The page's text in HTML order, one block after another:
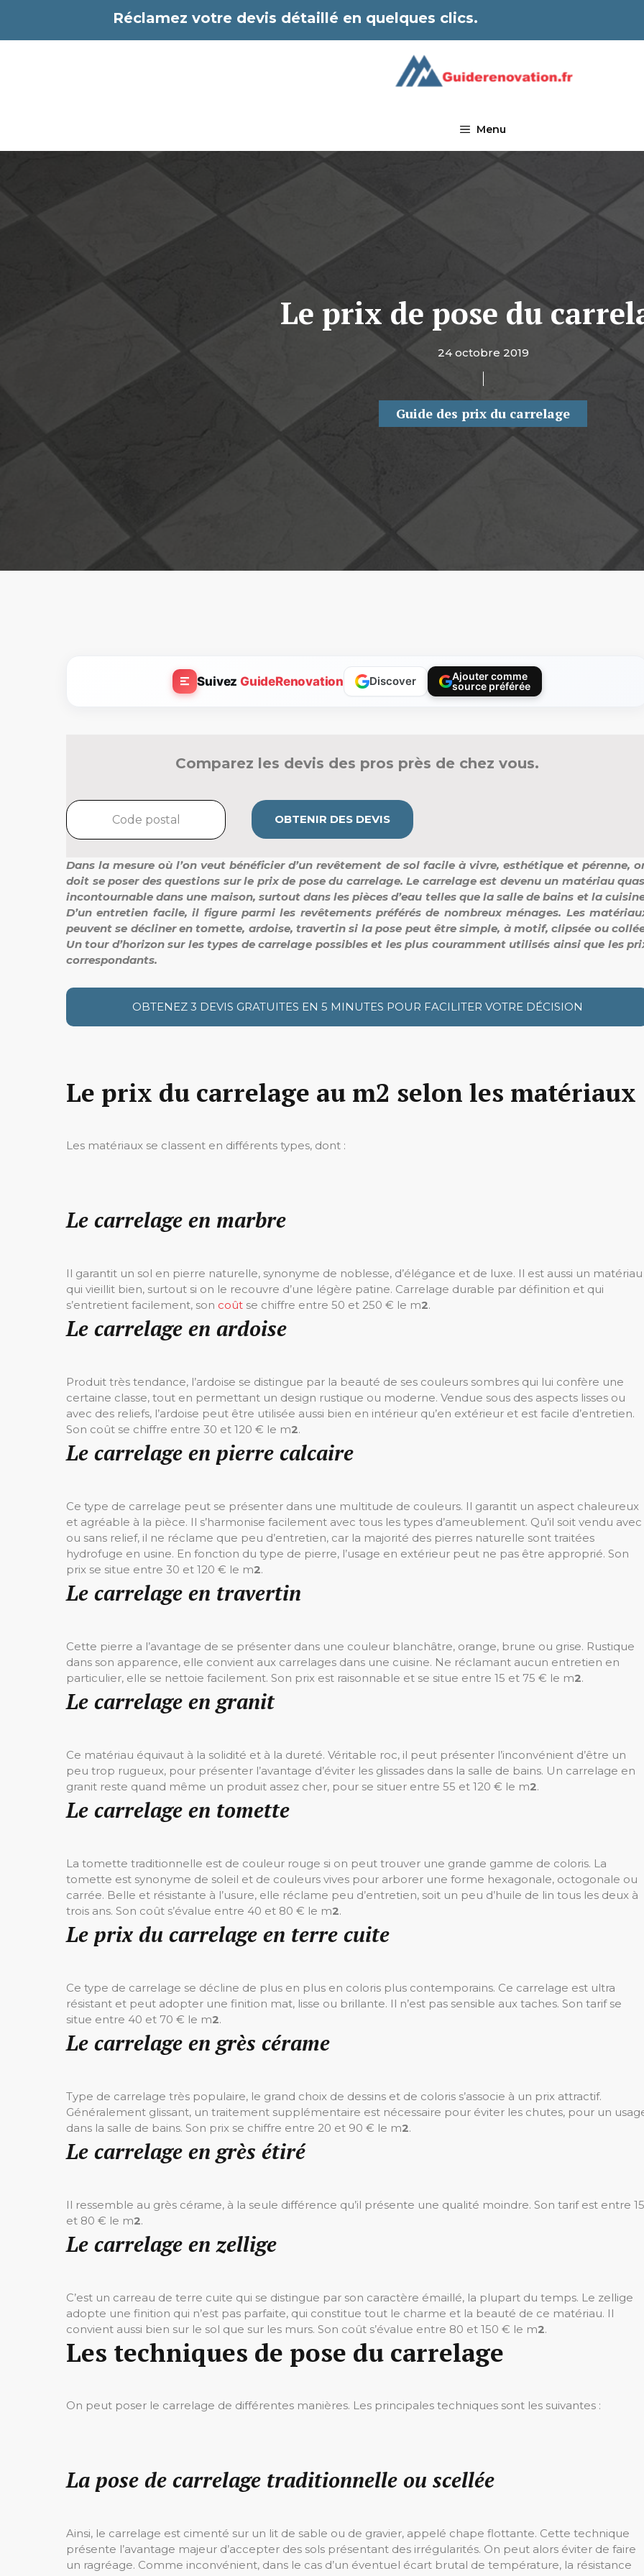
contenu
Réclamez votre devis détaillé en quelques clics.
Menu
Le prix de pose du
24 octobre 2019
Guide des prix du carrelage
SuivezGuideRenovation Discover
Ajouter comme
source préférée
Comparez les devis des pros près de chez vous.
OBTENIR DES DEVIS
Dans la mesure où l’on veut bénéficier d’un revêtement de sol facile à vivre, esthétique et pérenne,
doit se poser des questions sur le prix de pose du carrelage. Le carrelage est devenu un matériau
incontournable dans une maison, surtout dans les pièces d’eau telles que la salle de bains et la
D’un entretien facile, il figure parmi les revêtements préférés de nombreux ménages. Les
peuvent se décliner en tomette, ardoise, travertin si la pose peut être simple, à motif, clipsée ou
Un tour d’horizon sur les types de carrelage possibles et les plus couramment utilisés ainsi que les
correspondants.
OBTENEZ 3 DEVIS GRATUITES EN 5 MINUTES POUR FACILITER VOTRE DÉCISION
Le prix du carrelage au m2 selon les matériaux
Les matériaux se classent en différents types, dont :
Le carrelage en marbre
Il garantit un sol en pierre naturelle, synonyme de noblesse, d’élégance et de luxe. Il est aussi un matériau
qui vieillit bien, surtout si on le recouvre d’une légère patine. Carrelage durable par définition et qui
s’entretient facilement, son coût se chiffre entre 50 et 250 € le m2.
Le carrelage en ardoise
Produit très tendance, l’ardoise se distingue par la beauté de ses couleurs sombres qui lui confère une
certaine classe, tout en permettant un design rustique ou moderne. Vendue sous des aspects lisses ou
avec des reliefs, l’ardoise peut être utilisée aussi bien en intérieur qu’en extérieur et est facile d’entretien.
Son coût se chiffre entre 30 et 120 € le m2.
Le carrelage en pierre calcaire
Ce type de carrelage peut se présenter dans une multitude de couleurs. Il garantit un aspect chaleureux
et agréable à la pièce. Il s’harmonise facilement avec tous les types d’ameublement. Qu’il soit vendu avec
ou sans relief, il ne réclame que peu d’entretien, car la majorité des pierres naturelle sont traitées
hydrofuge en usine. En fonction du type de pierre, l’usage en extérieur peut ne pas être approprié. Son
prix se situe entre 30 et 120 € le m2.
Le carrelage en travertin
Cette pierre a l’avantage de se présenter dans une couleur blanchâtre, orange, brune ou grise. Rustique
dans son apparence, elle convient aux carrelages dans une cuisine. Ne réclamant aucun entretien en
particulier, elle se nettoie facilement. Son prix est raisonnable et se situe entre 15 et 75 € le m2.
Le carrelage en granit
Ce matériau équivaut à la solidité et à la dureté. Véritable roc, il peut présenter l’inconvénient d’être un
peu trop rugueux, pour présenter l’avantage d’éviter les glissades dans la salle de bains. Un carrelage en
granit reste quand même un produit assez cher, pour se situer entre 55 et 120 € le m2.
Le carrelage en tomette
La tomette traditionnelle est de couleur rouge si on peut trouver une grande gamme de coloris. La
tomette est synonyme de soleil et de couleurs vives pour arborer une forme hexagonale, octogonale ou
carrée. Belle et résistante à l’usure, elle réclame peu d’entretien, soit un peu d’huile de lin tous les deux à
trois ans. Son coût s’évalue entre 40 et 80 € le m2.
Le prix du carrelage en terre cuite
Ce type de carrelage se décline de plus en plus en coloris plus contemporains. Ce carrelage est ultra
résistant et peut adopter une finition mat, lisse ou brillante. Il n’est pas sensible aux taches. Son tarif se
situe entre 40 et 70 € le m2.
Le carrelage en grès cérame
Type de carrelage très populaire, le grand choix de dessins et de coloris s’associe à un prix attractif.
Généralement glissant, un traitement supplémentaire est nécessaire pour éviter les chutes, pour un
dans la salle de bains. Son prix se chiffre entre 20 et 90 € le m2.
Le carrelage en grès étiré
Il ressemble au grès cérame, à la seule différence qu’il présente une qualité moindre. Son tarif est entre 15
et 80 € le m2.
Le carrelage en zellige
C’est un carreau de terre cuite qui se distingue par son caractère émaillé, la plupart du temps. Le zellige
adopte une finition qui n’est pas parfaite, qui constitue tout le charme et la beauté de ce matériau. Il
convient aussi bien sur le sol que sur les murs. Son coût s’évalue entre 80 et 150 € le m2.
Les techniques de pose du carrelage
On peut poser le carrelage de différentes manières. Les principales techniques sont les suivantes :
La pose de carrelage traditionnelle ou scellée
Ainsi, le carrelage est cimenté sur un lit de sable ou de gravier, appelé chape flottante. Cette technique
présente l’avantage majeur d’accepter des sols présentant des irrégularités. On peut alors éviter de faire
un ragréage. Comme inconvénient, dans le cas d’un éventuel écart brutal de température, la résistance